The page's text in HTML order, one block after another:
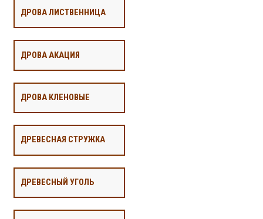
ДРОВА ЛИСТВЕННИЦА
ДРОВА АКАЦИЯ
ДРОВА КЛЕНОВЫЕ
ДРЕВЕСНАЯ СТРУЖКА
ДРЕВЕСНЫЙ УГОЛЬ